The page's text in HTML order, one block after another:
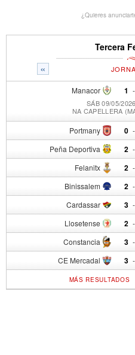
¿Quieres
Tercera
«
Manacor 1 -
SÁB 09/05/
NA CAPELLERA
Portmany 0 -
Peña Deportiva 2 -
Felanitx 2 -
Binissalem 2 -
Cardassar 3 -
Llosetense 2 -
Constancia 3 -
CE Mercadal 3 -
MÁS RESULTADOS